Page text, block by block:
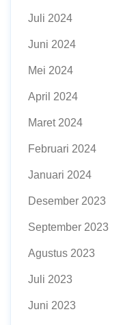
Juli 2024
Juni 2024
Mei 2024
April 2024
Maret 2024
Februari 2024
Januari 2024
Desember 2023
September 2023
Agustus 2023
Juli 2023
Juni 2023